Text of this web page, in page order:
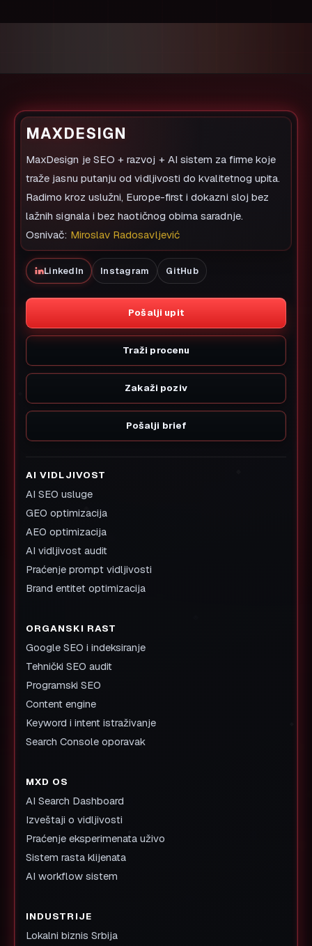
MAXDESIGN
MaxDesign je SEO + razvoj + AI sistem za firme koje
traže jasnu putanju od vidljivosti do kvalitetnog upita.
Radimo kroz uslužni, Europe-first i dokazni sloj bez
lažnih signala i bez haotičnog obima saradnje.
Osnivač: Miroslav Radosavljević
LinkedIn Instagram GitHub
Pošalji upit
Traži procenu
Zakaži poziv
Pošalji brief
AI VIDLJIVOST
AI SEO usluge
GEO optimizacija
AEO optimizacija
AI vidljivost audit
Praćenje prompt vidljivosti
Brand entitet optimizacija
ORGANSKI RAST
Google SEO i indeksiranje
Tehnički SEO audit
Programski SEO
Content engine
Keyword i intent istraživanje
Search Console oporavak
MXD OS
AI Search Dashboard
Izveštaji o vidljivosti
Praćenje eksperimenata uživo
Sistem rasta klijenata
AI workflow sistem
INDUSTRIJE
Lokalni biznis Srbija